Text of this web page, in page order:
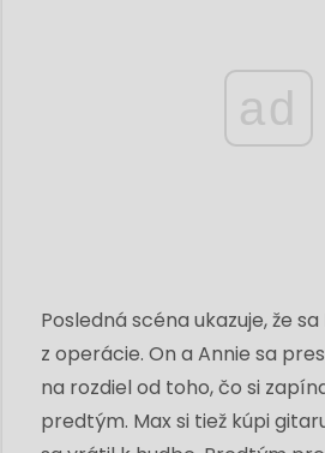
ad
Posledná scéna ukazuje, že
z operácie. On a Annie sa
na rozdiel od toho, čo si
predtým. Max si tiež kúpi